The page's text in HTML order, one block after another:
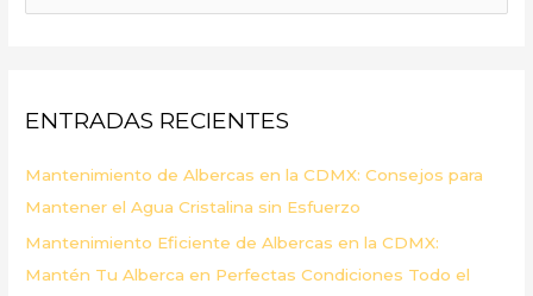
r
o
r
:
ENTRADAS RECIENTES
Mantenimiento de Albercas en la CDMX: Consejos para
Mantener el Agua Cristalina sin Esfuerzo
Mantenimiento Eficiente de Albercas en la CDMX:
Mantén Tu Alberca en Perfectas Condiciones Todo el